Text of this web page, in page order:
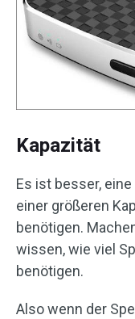
Kapazität
Es ist besser,
einer größeren
benötigen.
wissen, wie viel
benötigen.
Also wenn der